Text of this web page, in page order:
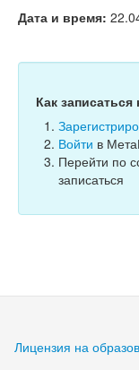
Дата и время:
Как
Войти в
Перейти по
записаться
Лицензия на